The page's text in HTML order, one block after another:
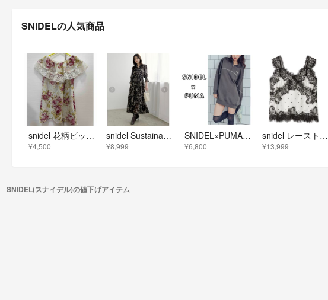
SNIDELの人気商品
snidel 花柄ビック襟トップス
¥4,500
snidel Sustainableプリーツプリントワンピース
¥8,999
SNIDEL×PUMA コラボ スウェットワンピース S グレー パーカー トレーナー プーマ スナイデル 長袖 ワンピース
¥6,800
snidel レーストリムサテンキャミソール 水玉
¥13,999
SNIDEL(スナイデル)の値下げアイテム